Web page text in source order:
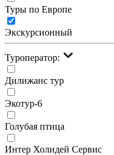
Туры по Европе
Экскурсионный
Туроператор:
Дилижанс тур
Экотур-6
Голубая птица
Интер Холидей Сервис